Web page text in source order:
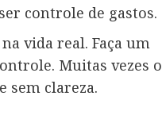
controle de gastos.
vida real. Faça um
Muitas vezes o
sem clareza.